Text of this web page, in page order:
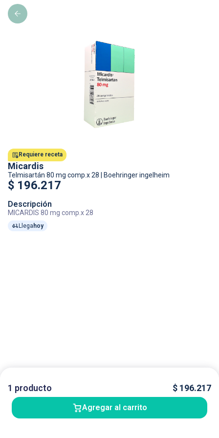
Requiere receta
Micardis
Telmisartán 80 mg comp.x 28 Boehringer ingelheim
$ 196.217
Descripción
MICARDIS 80 mg comp.x 28
Llega hoy
1 producto $ 196.217
Agregar al carrito